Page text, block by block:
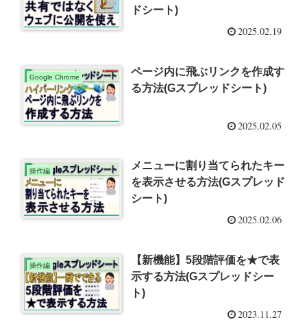
ドシート)
2025.02.19
Google Chrome
ページ内に飛ぶリンクを作成す
る方法(Gスプレッドシート)
2025.02.05
操作編
メニューに割り当てられたキー
を表示させる方法(Gスプレッド
シート)
2025.02.06
操作編
【新機能】5段階評価を★で表
示する方法(Gスプレッドシー
ト)
2023.11.27